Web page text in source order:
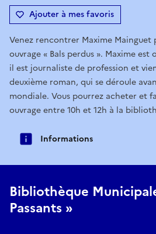
Ajouter à mes favoris
Venez rencontrer Maxime Mainguet
ouvrage « Bals perdus ». Maxime
il est journaliste de profession et
deuxième roman, qui se déroule
mondiale. Vous pourrez acheter et
ouvrage entre 10h et 12h à la
Informations
Bibliothèque
Passants »